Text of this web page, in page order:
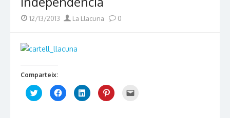
Posted
12/13/2013 AuthorLa Llacuna 0
Comparteix:
Click
to
share
Click
to
share
Click
to
share
Click
to